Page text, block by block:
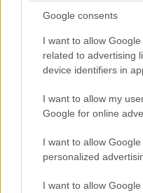
Google consents
I want to allow
related to advertising
device identifiers in
I want to allow my
Google for online
I want to allow
personalized
I want to allow
Μπορεί 03·06·2020
να ήταν μπουκωμένος
Απαντήστε
ΈΤΣΙ !
μασαμπουκωμένος
μας τα εγχώρια